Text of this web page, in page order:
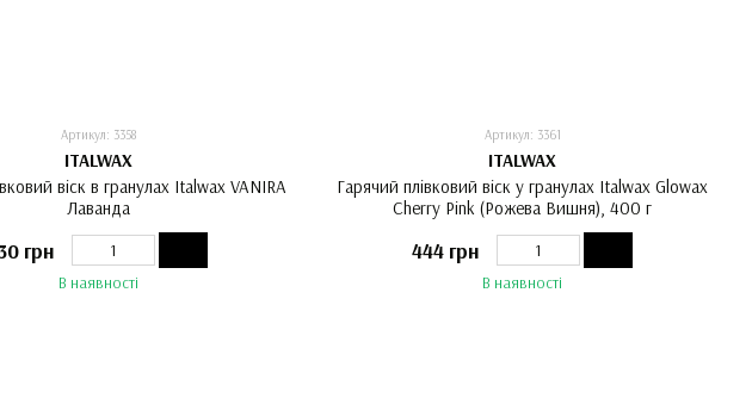
Артикул: 3358
ITALWAX
віск в гранулах Italwax VANIRA
Лаванда
грн
В наявності
Артикул: 3361
ITALWAX
Гарячий плівковий віск у гранулах Italwax Glowax
Cherry Pink (Рожева Вишня), 400 г
444 грн
В наявності